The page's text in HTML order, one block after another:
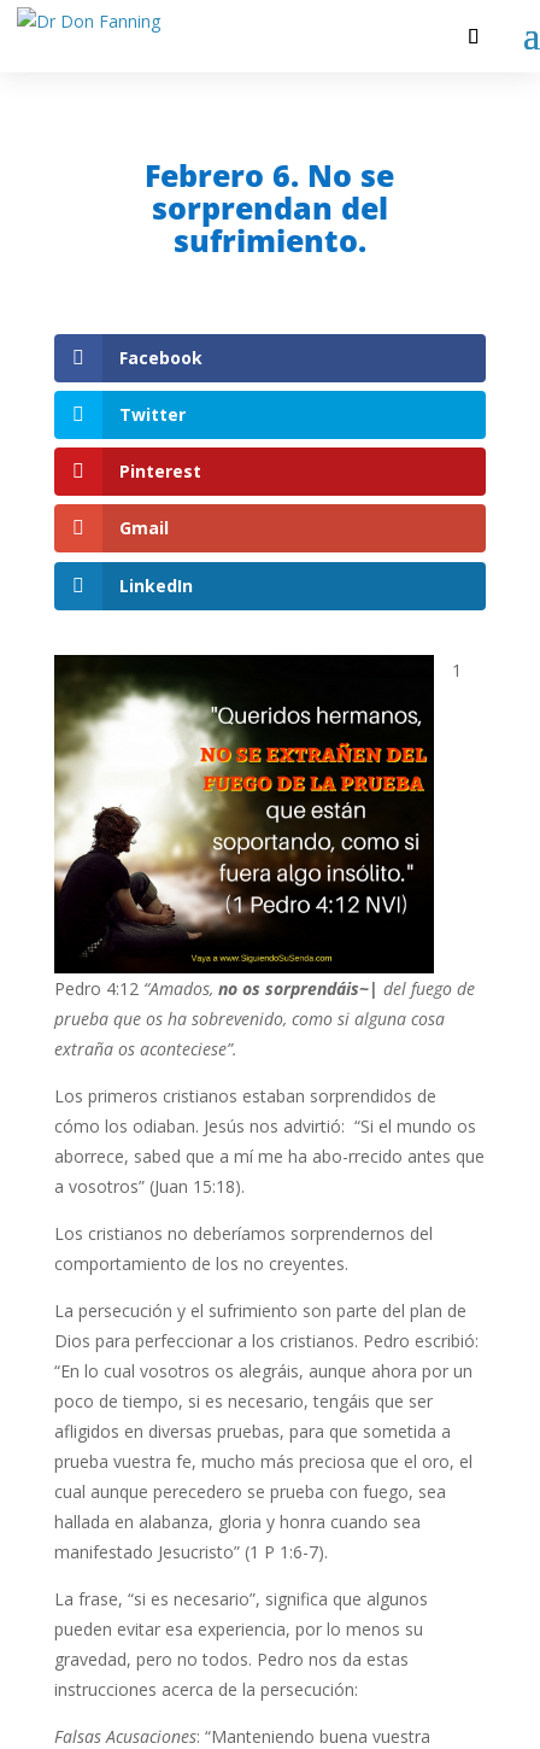
Febrero 6. No se
sorprendan del
sufrimiento.
Facebook
Twitter
Pinterest
Gmail
LinkedIn
1
Pedro 4:12 “Amados, no os sorprendáis~| del fuego de
prueba que os ha sobrevenido, como si alguna cosa
extraña os aconteciese”.
Los primeros cristianos estaban sorprendidos de
cómo los odiaban. Jesús nos advirtió: “Si el mundo os
aborrece, sabed que a mí me ha abo-rrecido antes que
a vosotros” (Juan 15:18).
Los cristianos no deberíamos sorprendernos del
comportamiento de los no creyentes.
La persecución y el sufrimiento son parte del plan de
Dios para perfeccionar a los cristianos. Pedro escribió:
“En lo cual vosotros os alegráis, aunque ahora por un
poco de tiempo, si es necesario, tengáis que ser
afligidos en diversas pruebas, para que sometida a
prueba vuestra fe, mucho más preciosa que el oro, el
cual aunque perecedero se prueba con fuego, sea
hallada en alabanza, gloria y honra cuando sea
manifestado Jesucristo” (1 P 1:6-7).
La frase, “si es necesario”, significa que algunos
pueden evitar esa experiencia, por lo menos su
gravedad, pero no todos. Pedro nos da estas
instrucciones acerca de la persecución:
Falsas Acusaciones: “Manteniendo buena vuestra